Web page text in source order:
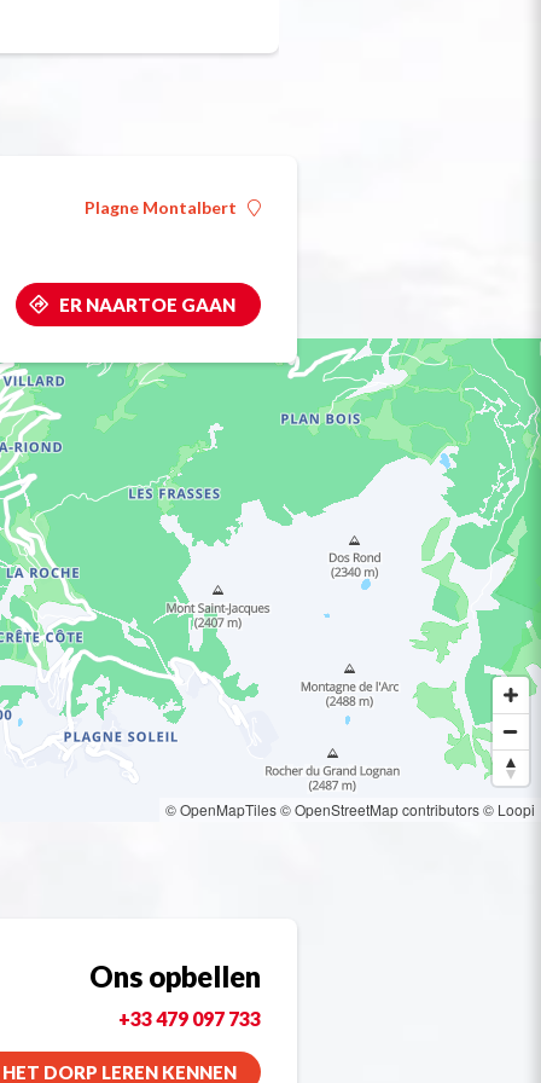
Plagne Montalbert
ER NAARTOE GAAN
© OpenMapTiles© OpenStreetMap contributors© Loopi
Ons opbellen
+33 479 097 733
HET DORP LEREN KENNEN